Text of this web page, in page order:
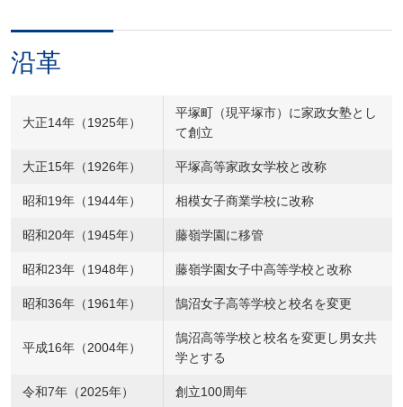
沿革
大正14年（1925年）
平塚町（現平塚市）に家政女塾とし
て創立
大正15年（1926年） 平塚高等家政女学校と改称
昭和19年（1944年） 相模女子商業学校に改称
昭和20年（1945年） 藤嶺学園に移管
昭和23年（1948年） 藤嶺学園女子中高等学校と改称
昭和36年（1961年） 鵠沼女子高等学校と校名を変更
平成16年（2004年）
鵠沼高等学校と校名を変更し男女共
学とする
令和7年（2025年） 創立100周年